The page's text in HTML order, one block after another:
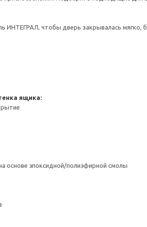
чтобы дверь закрывалась мягко,
ящика:
основе эпоксидной/полиэфирной смолы